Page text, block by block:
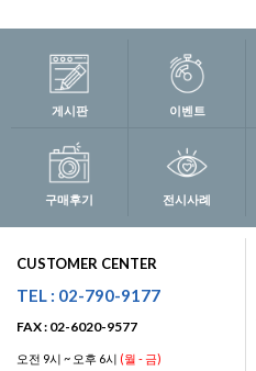
게시판 이벤트
구매후기 전시사례
CUSTOMER CENTER
TEL : 02-790-9177
FAX : 02-6020-9577
오전 9시 ~ 오후 6시 (월 - 금)